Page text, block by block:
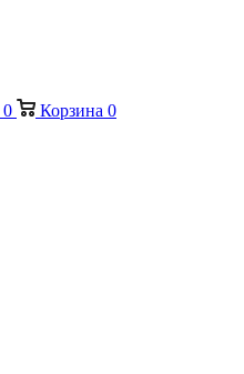
0 Корзина 0